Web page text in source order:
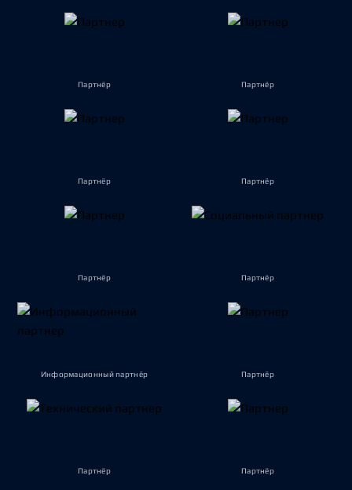
Партнёр Партнёр
Партнёр Партнёр
Партнёр Партнёр
Информационный партнёр Партнёр
Партнёр Партнёр